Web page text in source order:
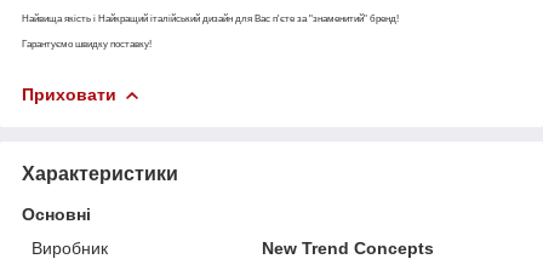
Найвища якість і Найкращий італійський дизайн для Вас п'єте за "знаменитий" бренд!
Гарантуємо швидку поставку!
Приховати
Характеристики
Основні
Виробник
New Trend Concepts